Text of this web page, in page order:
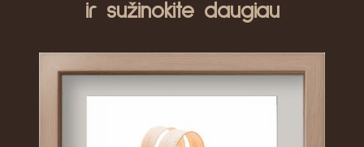
ir sužinokite daugiau